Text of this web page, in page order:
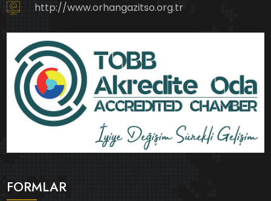
http://www.orhangazitso.org.tr
FORMLAR